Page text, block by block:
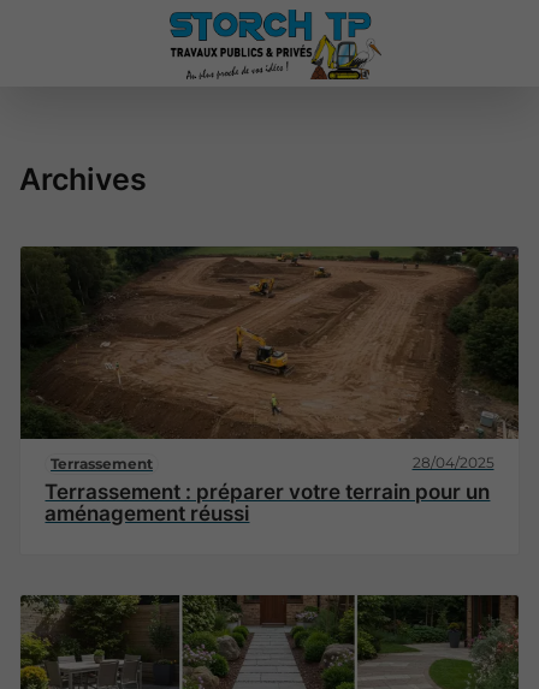
Archives
Terrassement 28/04/2025
Terrassement : préparer votre terrain pour un
aménagement réussi